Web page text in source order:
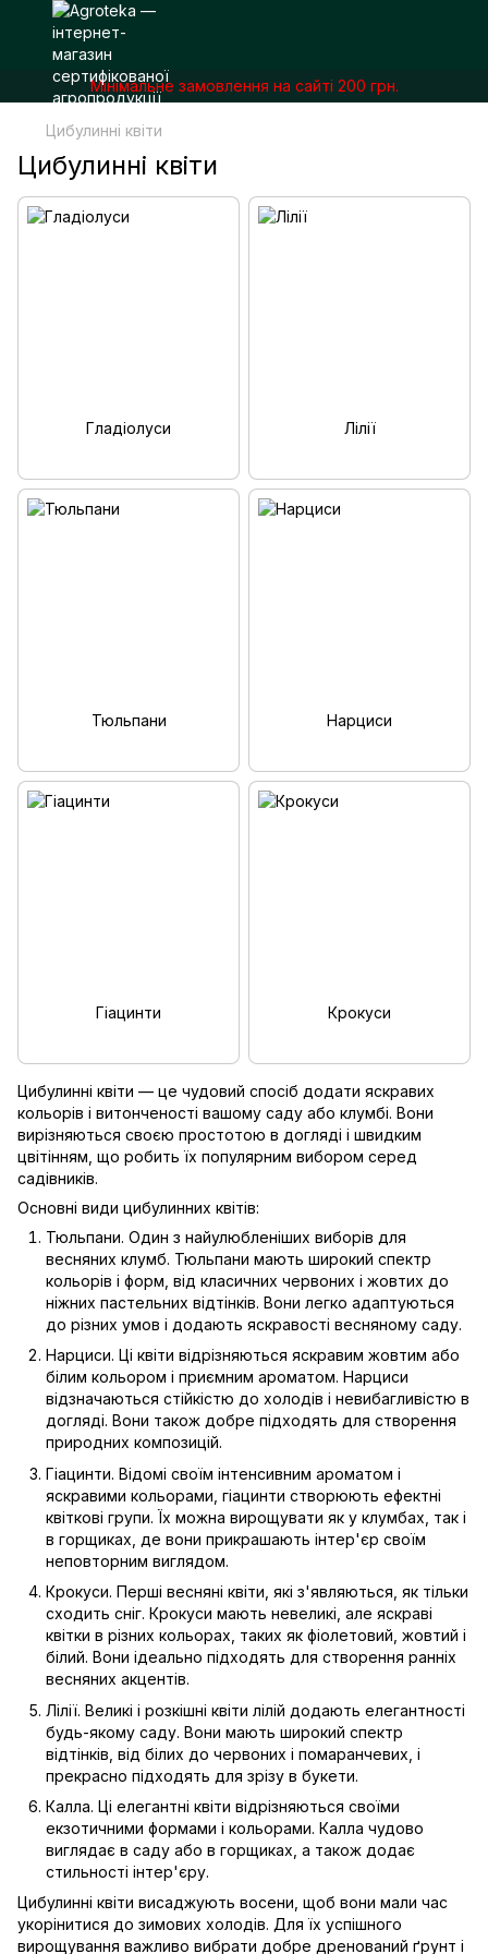
Мінімальне замовлення на сайті 200 грн.
Цибулинні квіти
Цибулинні квіти
Цибулинні квіти — це чудовий спосіб додати яскравих
кольорів і витонченості вашому саду або клумбі. Вони
вирізняються своєю простотою в догляді і швидким
цвітінням, що робить їх популярним вибором серед
садівників.
Основні види цибулинних квітів:
Тюльпани. Один з найулюбленіших виборів для
весняних клумб. Тюльпани мають широкий спектр
кольорів і форм, від класичних червоних і жовтих до
ніжних пастельних відтінків. Вони легко адаптуються
до різних умов і додають яскравості весняному саду.
Нарциси. Ці квіти відрізняються яскравим жовтим або
білим кольором і приємним ароматом. Нарциси
відзначаються стійкістю до холодів і невибагливістю в
догляді. Вони також добре підходять для створення
природних композицій.
Гіацинти. Відомі своїм інтенсивним ароматом і
яскравими кольорами, гіацинти створюють ефектні
квіткові групи. Їх можна вирощувати як у клумбах, так і
в горщиках, де вони прикрашають інтер'єр своїм
неповторним виглядом.
Крокуси. Перші весняні квіти, які з'являються, як тільки
сходить сніг. Крокуси мають невеликі, але яскраві
квітки в різних кольорах, таких як фіолетовий, жовтий і
білий. Вони ідеально підходять для створення ранніх
весняних акцентів.
Лілії. Великі і розкішні квіти лілій додають елегантності
будь-якому саду. Вони мають широкий спектр
відтінків, від білих до червоних і помаранчевих, і
прекрасно підходять для зрізу в букети.
Калла. Ці елегантні квіти відрізняються своїми
екзотичними формами і кольорами. Калла чудово
виглядає в саду або в горщиках, а також додає
стильності інтер'єру.
Цибулинні квіти висаджують восени, щоб вони мали час
укорінитися до зимових холодів. Для їх успішного
вирощування важливо вибрати добре дренований ґрунт і
Гладіолуси Лілії
Тюльпани Нарциси
Гіацинти Крокуси